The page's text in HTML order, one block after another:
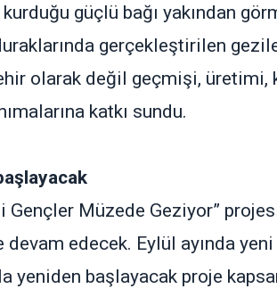
güçlü bağı yakından
gerçekleştirilen
olarak değil geçmişi, üretimi,
katkı sundu.
Gençler Müzede Geziyor”
edecek. Eylül ayında
yeniden başlayacak proje